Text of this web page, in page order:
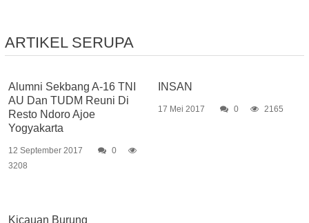
ARTIKEL SERUPA
Alumni Sekbang A-16 TNI
AU Dan TUDM Reuni Di
Resto Ndoro Ajoe
Yogyakarta
12 September 2017
0
3208
INSAN
17 Mei 2017 0 2165
Kicauan Burung